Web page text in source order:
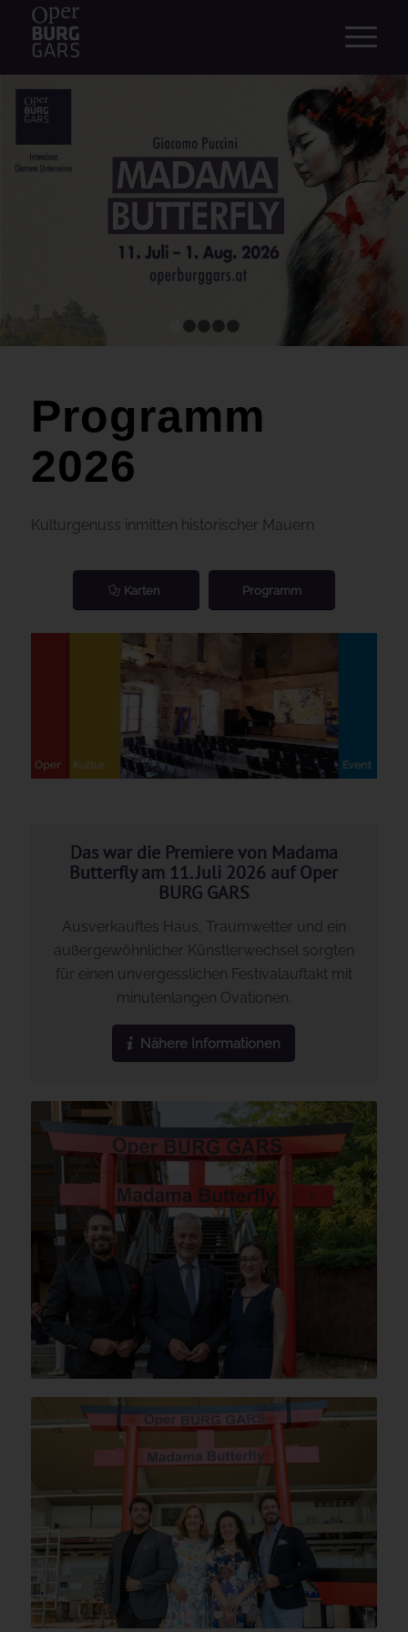
4 5
Programm
2026
Kulturgenuss inmitten historischer Mauern
Karten Programm
Das war die Premiere von Madama
Butterfly am 11. Juli 2026 auf Oper
BURG GARS
Ausverkauftes Haus, Traumwetter und ein
außergewöhnlicher Künstlerwechsel sorgten
für einen unvergesslichen Festivalauftakt mit
minutenlangen Ovationen.
Nähere Informationen
© Jürgen Hammerschmid
© Jürgen Hammerschmid